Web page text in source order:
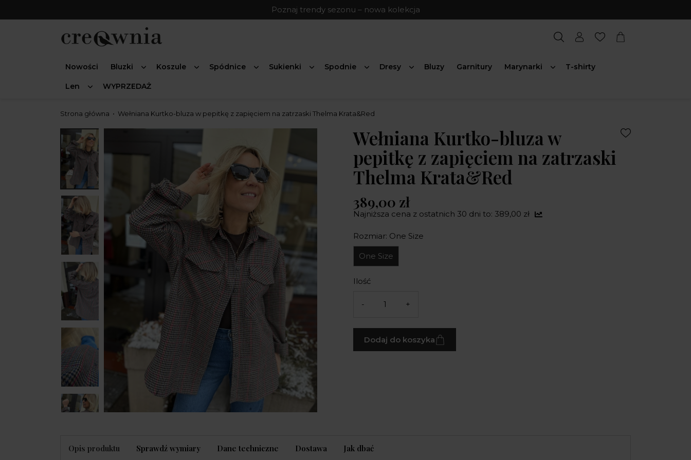
Poznaj trendy sezonu – nowa kolekcja
Nowości Bluzki Koszule Spódnice Sukienki Spodnie Dresy Bluzy Garnitury Marynarki T-shirty
Len WYPRZEDAŻ
Strona główna Wełniana Kurtko-bluza w pepitkę z zapięciem na zatrzaski Thelma Krata&Red
Wełniana Kurtko-bluza w
pepitkę z zapięciem na zatrzaski
Thelma Krata&Red
389,00 zł
Najniższa cena z ostatnich 30 dni to: 389,00 zł
Rozmiar: One Size
One Size
Ilość
- +
Dodaj do koszyka
Opis produktu Sprawdź wymiary Dane techniczne Dostawa Jak dbać